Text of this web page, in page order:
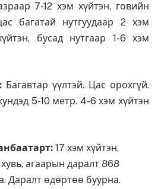
7-12 хэм хүйтэн, говийн
багатай нутгуудаар 2 хэм
бусад нутгаар 1-6 хэм
Багавтар үүлтэй. Цас орохгүй.
5-10 метр. 4-6 хэм хүйтэн
17 хэм хүйтэн,
агаарын даралт 868
Даралт өдөртөө буурна.